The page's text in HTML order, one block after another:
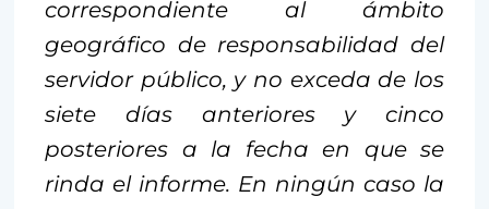
correspondiente al ámbito
geográfico de responsabilidad del
servidor público, y no exceda de los
siete días anteriores y cinco
posteriores a la fecha en que se
rinda el informe. En ningún caso la